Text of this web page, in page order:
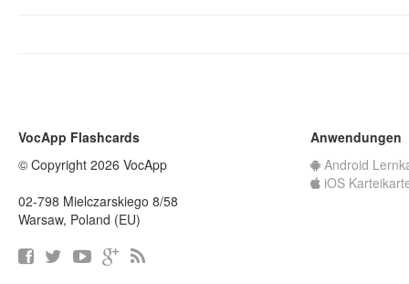
VocApp Flashcards
© Copyright 2026 VocApp
02-798 Mielczarskiego 8/58
Warsaw, Poland (EU)
Anwendungen
Android
iOS